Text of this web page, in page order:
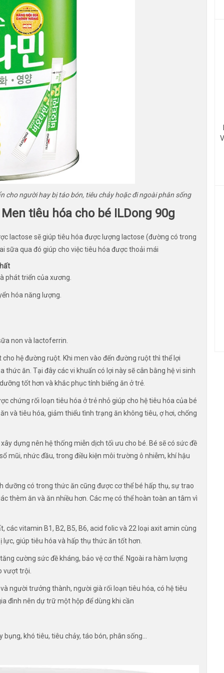
cho người hay bị táo bón, tiêu chảy hoặc đi ngoài phân sống
tiêu hóa cho bé ILDong 90g
lactose sẽ giúp tiêu hóa được lượng lactose (đường có trong
sữa qua đó giúp cho việc tiêu hóa được thoải mái
phát triển của xương.
hóa năng lượng.
non và lactoferrin.
hệ đường ruột. Khi men vào đến đường ruột thì thể lợi
ăn. Tại đây các vi khuẩn có lợi này sẽ cân bằng hệ vi sinh
tốt hơn và khắc phục tính biếng ăn ở trẻ.
chứng rối loạn tiêu hóa ở trẻ nhỏ giúp cho hệ tiêu hóa của bé
và tiêu hóa, giảm thiểu tình trạng ăn không tiêu, ợ hơi, chống
dựng nên hệ thống miễn dịch tối ưu cho bé. Bé sẽ có sức đề
mũi, nhức đầu, trong điều kiện môi trường ô nhiễm, khí hậu
dưỡng có trong thức ăn cũng được cơ thể bé hấp thụ, sự trao
thèm ăn và ăn nhiều hơn. Các mẹ có thể hoàn toàn an tâm vì
các vitamin B1, B2, B5, B6, acid folic và 22 loại axit amin cùng
giúp tiêu hóa và hấp thụ thức ăn tốt hơn.
cường sức đề kháng, bảo vệ cơ thể. Ngoài ra hàm lượng
vượt trội.
người trưởng thành, người già rối loạn tiêu hóa, có hệ tiêu
đình nên dự trữ một hộp để dùng khi cần
khó tiêu, tiêu chảy, táo bón, phân sống…